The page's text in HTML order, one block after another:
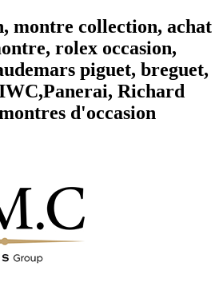
montre collection, achat
rolex occasion,
piguet, breguet,
Richard
d'occasion